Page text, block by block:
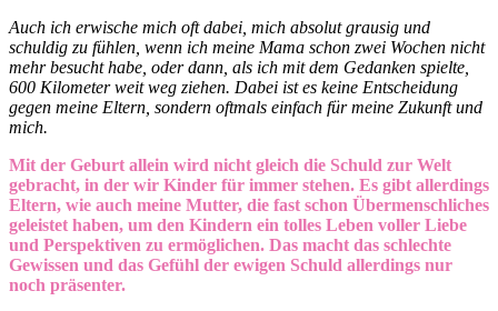
Auch ich erwische mich oft dabei, mich absolut grausig und
schuldig zu fühlen, wenn ich meine Mama schon zwei Wochen nicht
mehr besucht habe, oder dann, als ich mit dem Gedanken spielte,
600 Kilometer weit weg ziehen. Dabei ist es keine Entscheidung
gegen meine Eltern, sondern oftmals einfach für meine Zukunft und
mich.
Mit der Geburt allein wird nicht gleich die Schuld zur Welt
gebracht, in der wir Kinder für immer stehen. Es gibt allerdings
Eltern, wie auch meine Mutter, die fast schon Übermenschliches
geleistet haben, um den Kindern ein tolles Leben voller Liebe
und Perspektiven zu ermöglichen. Das macht das schlechte
Gewissen und das Gefühl der ewigen Schuld allerdings nur
noch präsenter.